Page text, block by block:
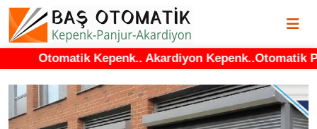
Otomatik Kepenk.. Akardiyon Kepenk..Otomatik